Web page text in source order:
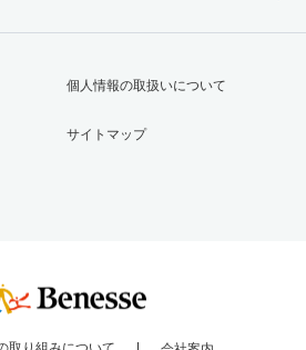
個人情報の取扱いについて
サイトマップ